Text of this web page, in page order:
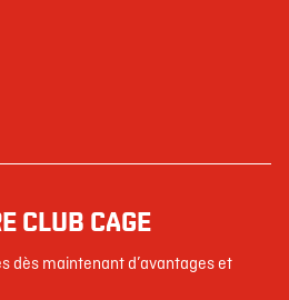
CLUB CAGE
dès maintenant d’avantages et